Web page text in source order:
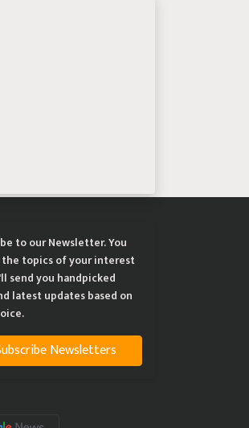
to our Newsletter. You
the topics of your interest
send you handpicked
latest updates based on
Newsletters